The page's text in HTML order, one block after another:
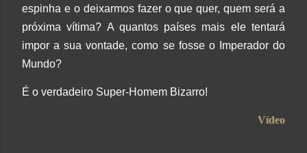
espinha e o deixarmos fazer o que quer, quem será a
próxima vítima? A quantos países mais ele tentará
impor a sua vontade, como se fosse o Imperador do
Mundo?
É o verdadeiro Super-Homem Bizarro!
Vídeo